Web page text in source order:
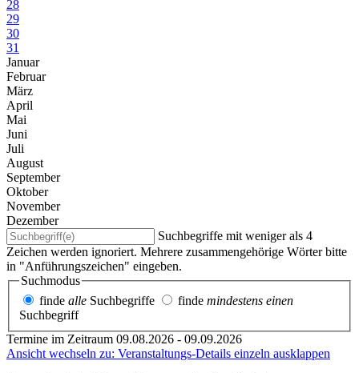
28
29
30
31
Januar
Februar
März
April
Mai
Juni
Juli
August
September
Oktober
November
Dezember
Suchbegriffe mit weniger als 4
Zeichen werden ignoriert. Mehrere zusammengehörige Wörter bitte
in "Anführungszeichen" eingeben.
Suchmodus
finde alle Suchbegriffe finde mindestens einen
Suchbegriff
Termine im Zeitraum 09.08.2026 - 09.09.2026
Ansicht wechseln zu: Veranstaltungs-Details einzeln ausklappen